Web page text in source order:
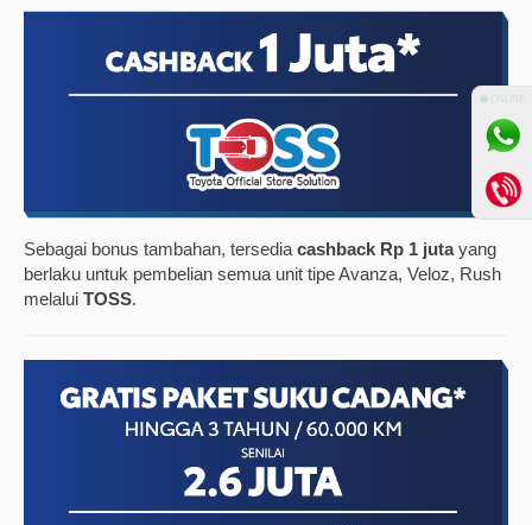
Sebagai bonus tambahan, tersedia cashback Rp 1 jutayang
berlaku untuk pembelian semua unit tipe Avanza, Veloz, Rush
melalui TOSS.
⚫ ONLINE